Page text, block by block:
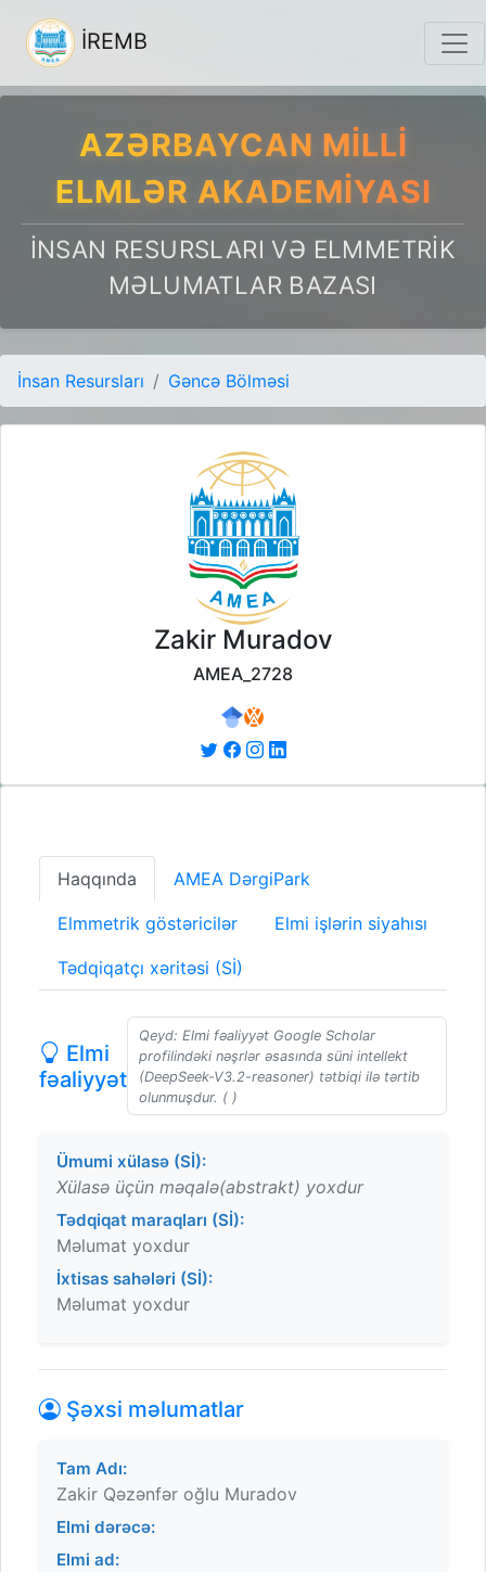
İREMB
AZƏRBAYCAN MILLI
ELMLƏR AKADEMIYASI
İNSAN RESURSLARI VƏ ELMMETRIK
MƏLUMATLAR BAZASI
İnsan Resursları Gəncə Bölməsi
Zakir Muradov
AMEA_2728
Haqqında AMEA DərgiPark
Elmmetrik göstəricilər Elmi işlərin siyahısı
Tədqiqatçı xəritəsi (Sİ)
Elmi
fəaliyyət
Qeyd: Elmi fəaliyyət Google Scholar
profilindəki nəşrlər əsasında süni intellekt
(DeepSeek-V3.2-reasoner) tətbiqi ilə tərtib
olunmuşdur. ( )
Ümumi xülasə (Sİ):
Xülasə üçün məqalə(abstrakt) yoxdur
Tədqiqat maraqları (Sİ):
Məlumat yoxdur
İxtisas sahələri (Sİ):
Məlumat yoxdur
Şəxsi məlumatlar
Tam Adı:
Zakir Qəzənfər oğlu Muradov
Elmi dərəcə:
Elmi ad: